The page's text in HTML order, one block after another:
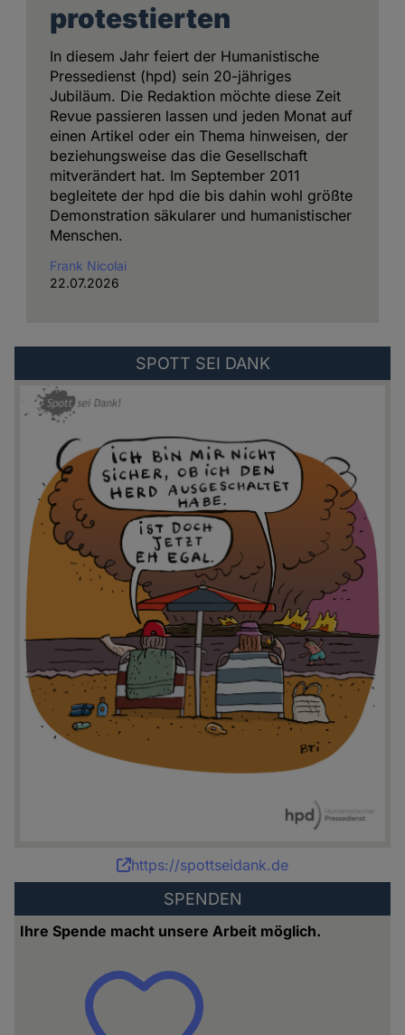
protestierten
In diesem Jahr feiert der Humanistische
Pressedienst (hpd) sein 20-jähriges
Jubiläum. Die Redaktion möchte diese Zeit
Revue passieren lassen und jeden Monat auf
einen Artikel oder ein Thema hinweisen, der
beziehungsweise das die Gesellschaft
mitverändert hat. Im September 2011
begleitete der hpd die bis dahin wohl größte
Demonstration säkularer und humanistischer
Menschen.
Frank Nicolai
22.07.2026
SPOTT SEI DANK
Bettina
https://spottseidank.de
Link
zu:
https://spottseidank.de
SPENDEN
Ihre Spende macht unsere Arbeit möglich.